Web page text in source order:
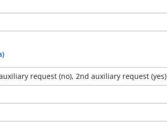
request (no), 2nd auxiliary request (yes)